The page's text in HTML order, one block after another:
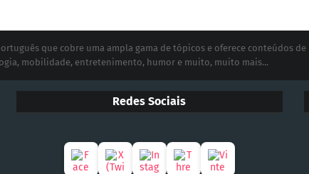
que cobre uma ampla gama de tópicos e oferece conteúdos de
mobilidade, entretenimento, humor e muito, muito mais...
Redes Sociais